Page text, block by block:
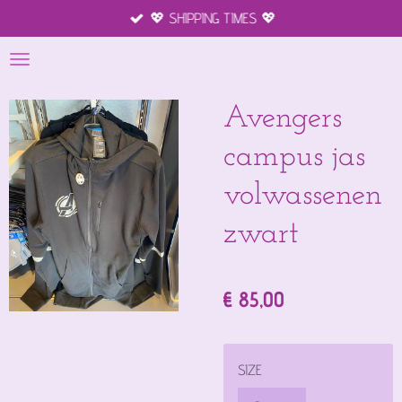
direct
naar
hoofdinhoud
💖 SHIPPING TIMES 💖
Avengers
campus jas
volwassenen
zwart
€ 85,00
SIZE